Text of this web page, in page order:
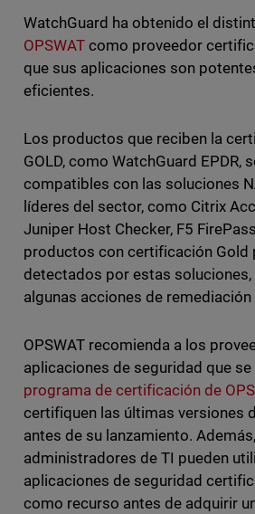
WatchGuard ha obtenido el
OPSWATcomo proveedor
que sus aplicaciones son
eficientes.
Los productos que reciben la
GOLD, como WatchGuard EPDR,
compatibles con las soluciones
líderes del sector, como Citrix
Juniper Host Checker, F5
productos con certificación Gold
detectados por estas soluciones,
algunas acciones de remediación
OPSWAT recomienda a los
aplicaciones de seguridad que
programa de certificación de
certifiquen las últimas versiones
antes de su lanzamiento.
administradores de TI pueden
aplicaciones de seguridad
como recurso antes de adquirir